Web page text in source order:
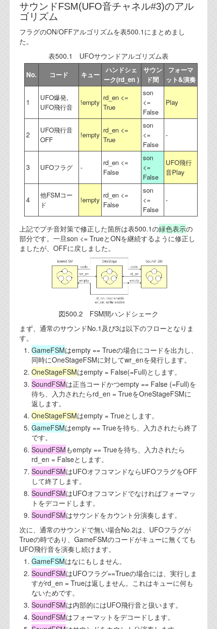
機能安全用語集
設計用語集
オンラインショップ
お問い合わせ
お問い合わせフォーム
サウンドFSM(UFO音チャネル#3)のアル
ゴリズム
フラグのON/OFFアルゴリズムを表500.1にまとめまし
た。
表500.1 UFOサウンドアルゴリズム表
No. コード キュー
ハンドシェ
ーク(rd_en )
サウン
ド間
フォーマ
ット&演奏
1
UFO爆発,
UFO飛行音
!empty
rd_en <=
True
son
<=
False
Play
2
UFO飛行音
OFF
!empty
rd_en <=
True
son
<=
False
-
3 UFOフラグ -
rd_en <=
False
son
<=
False
UFO飛行
音Play
4
他FSMコー
ド
!empty
rd_en <=
False
son
<=
False
-
上記でプチ音対策で修正した箇所は表500.1の緑色表示の
部分です。一旦son <= TrueとONを継続するように修正し
ましたが、OFFに戻しました。
図500.2 FSM間ハンドシェーク
まず、通常のサウンドNo.1及び3は以下のフローとなりま
す。
GameFSMはempty == Trueの場合にコードを出力し、
同時にOneStageFSMに対してwr_enを発行します。
OneStageFSMはempty = False(=Full)とします。
SoundFSMは正当コードかつempty == False (=Full)を
待ち、入力されたらrd_en = TrueをOneStageFSMに
返します。
OneStageFSMはempty = Trueとします。
GameFSMはempty == Trueを待ち、入力されたら終了
です。
SoundFSMもempty == Trueを待ち、入力されたら
rd_en = Falseとします。
SoundFSMはUFOオフコマンドならUFOフラグをOFF
して終了します。
SoundFSMはUFOオフコマンドでなければフォーマッ
トをデコードします。
SoundFSMはサウンドをカウント分演奏します。
次に、通常のサウンドで無い場合No.2は、UFOフラグが
Trueの時であり、GameFSMのコードがキューに無くても
UFO飛行音を演奏し続けます。
GameFSMはなにもしません。
SoundFSMはUFOフラグ==Trueの場合には、実行しま
すがrd_en = Trueは返しません。これはキューに何も
ないためです。
SoundFSMは内部的にはUFO飛行音と扱います。
SoundFSMはフォーマットをデコードします。